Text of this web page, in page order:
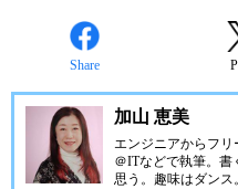
Share
加山 恵美
エンジニアからフリ
＠ITなどで執筆。書
思う。趣味はダンス。